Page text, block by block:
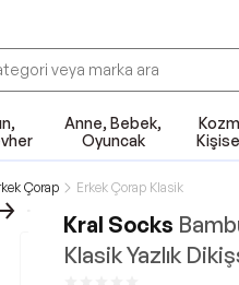
Anne, Bebek,
Oyuncak
Çorap Erkek Çorap Klasik
Kral Socks
Klasik Yazlık